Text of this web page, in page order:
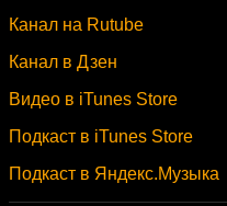
Канал на Rutube
Канал в Дзен
Видео в iTunes Store
Подкаст в iTunes Store
Подкаст в Яндекс.Музыка